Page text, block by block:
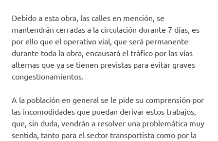
Debido a esta obra, las calles en mención, se
mantendrán cerradas a la circulación durante 7 días, es
por ello que el operativo vial, que será permanente
durante toda la obra, encausará el tráfico por las vías
alternas que ya se tienen previstas para evitar graves
congestionamientos.
A la población en general se le pide su comprensión por
las incomodidades que puedan derivar estos trabajos,
que, sin duda, vendrán a resolver una problemática muy
sentida, tanto para el sector transportista como por la